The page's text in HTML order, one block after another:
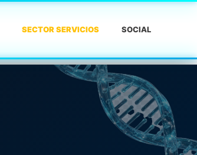
SECTOR SERVICIOS SOCIAL